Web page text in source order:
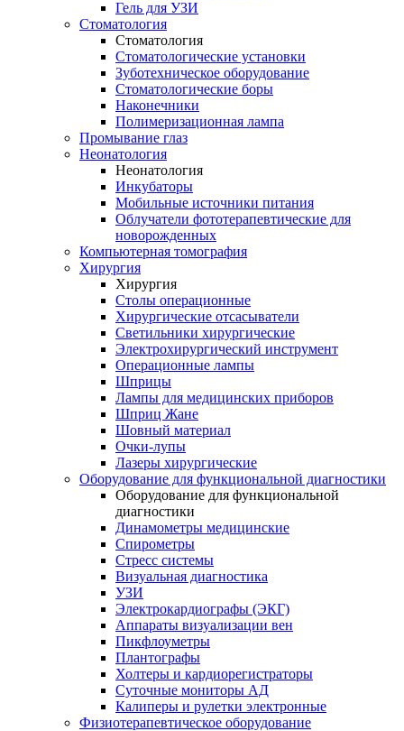
Гель для УЗИ
Стоматология
Стоматология
Стоматологические установки
Зуботехническое оборудование
Стоматологические боры
Наконечники
Полимеризационная лампа
Промывание глаз
Неонатология
Неонатология
Инкубаторы
Мобильные источники питания
Облучатели фототерапевтические для
новорожденных
Компьютерная томография
Хирургия
Хирургия
Столы операционные
Хирургические отсасыватели
Светильники хирургические
Электрохирургический инструмент
Операционные лампы
Шприцы
Лампы для медицинских приборов
Шприц Жане
Шовный материал
Очки-лупы
Лазеры хирургические
Оборудование для функциональной диагностики
Оборудование для функциональной
диагностики
Динамометры медицинские
Спирометры
Стресс системы
Визуальная диагностика
УЗИ
Электрокардиографы (ЭКГ)
Аппараты визуализации вен
Пикфлоуметры
Плантографы
Холтеры и кардиорегистраторы
Суточные мониторы АД
Калиперы и рулетки электронные
Физиотерапевтическое оборудование